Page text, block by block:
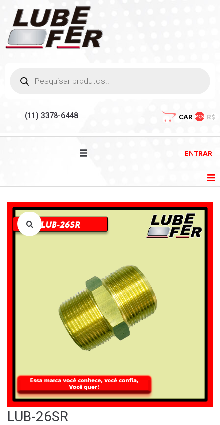
(11) 3378-6448 CAR PÇS R$
LOJA
ENTRAR
LUB-26SR